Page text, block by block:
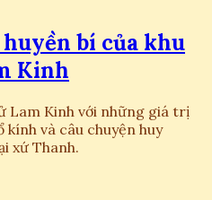
bí của khu
Kinh
Lam Kinh với những giá trị
kính và câu chuyện huy
xứ Thanh.